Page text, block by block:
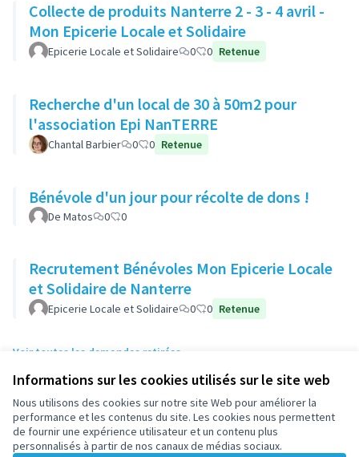
Informations sur les cookies utilisés sur le site web
Nous utilisons des cookies sur notre site Web pour améliorer la
performance et les contenus du site. Les cookies nous permettent
de fournir une expérience utilisateur et un contenu plus
personnalisés à partir de nos canaux de médias sociaux.
Collecte de produits Nanterre 2 - 3 - 4 avril -
Mon Epicerie Locale et Solidaire
Epicerie Locale et Solidaire 0 0 Retenue
Recherche d'un local de 30 à 50m2 pour
l'association Epi NanTERRE
Chantal Barbier 0 0 Retenue
Bénévole d'un jour pour récolte de dons !
De Matos 0 0
Recrutement Bénévoles Mon Epicerie Locale
et Solidaire de Nanterre
Epicerie Locale et Solidaire 0 0 Retenue
Voir toutes les demandes retirées
Conditions d'utilisation
Paramètres des cookies
participez.nanterre.fr sur X
participez.nanterre.fr sur Facebook
participez.nanterre.fr sur Instagram
participez.nanterre.fr sur YouTube
participez.nanterre.fr sur GitHub